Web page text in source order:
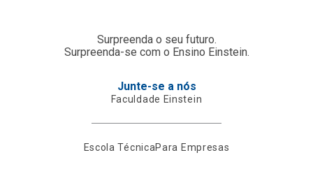
Surpreenda o seu futuro.
Surpreenda-se com o Ensino Einstein.
Junte-se a nós
Faculdade Einstein
Escola TécnicaPara Empresas